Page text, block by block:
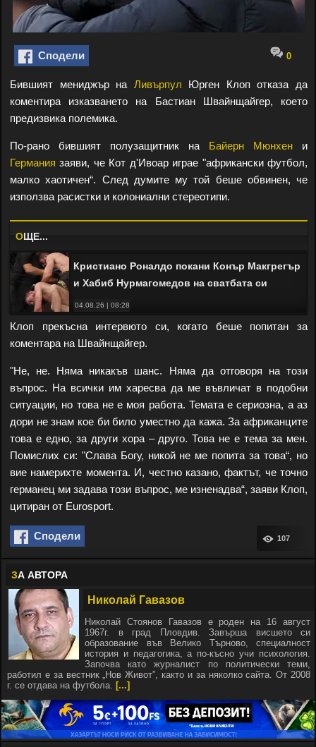
Сподели 0
Бившият мениджър на Ливърпул Юрген Клоп отказа да
коментира изказването на Бастиан Швайнщайгер, което
предизвика полемика.
По-рано бившият полузащитник на Байерн Мюнхен и
Германия заяви, че Кот д'Ивоар играе "африкански футбол,
малко хаотичен“. След думите му той беше обвинен, че
използва расистки и колониални стереотипи.
OЩЕ...
04.08.26 | 08:28
Кристиано Роналдо покани Конър Макгрегър
и Хабиб Нурмагомедов на сватбата си
Клоп прекъсна интервюто си, когато беше попитан за
коментара на Швайнщайгер.
"Не, не. Няма никакъв шанс. Няма да отговоря на този
въпрос. На всички им харесва да ме въвличат в подобни
ситуации, но това не е моя работа. Темата е сериозна, а аз
дори не знам кое би било уместно да кажа. За африканците
това е едно, за други хора – друго. Това не е тема за мен.
Помислих си: "Слава Богу, никой не ме попита за това“, но
вие намерихте момента. И, честно казано, фактът, че точно
германец ми задава този въпрос, ме изненадва“, заяви Клоп,
цитиран от Eurosport.
Сподели 107
ЗА АВТОРА
Николай Гавазов
Николай Стоянов Гавазов е роден на 16 август
1967г. в град Пловдив. Завърша висшето си
образование във Велико Търново, специалност
история и педагогика, а по-късно учи психология.
Започва като журналист по политически теми,
работил е за вестник „Нов Живот”, както и за няколко сайта. От 2008
г. се отдава на футбола. [...]